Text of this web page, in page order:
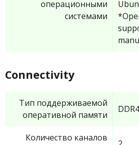
операционными
системами
Connectivity
Тип поддерживаемой
оперативной памяти
DDR4
Количество каналов